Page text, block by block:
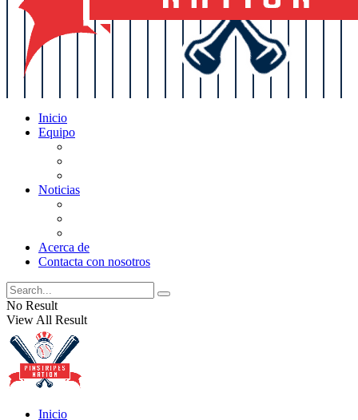
Inicio
Equipo
Noticias
Acerca de
Contacta con nosotros
No Result
View All Result
Inicio